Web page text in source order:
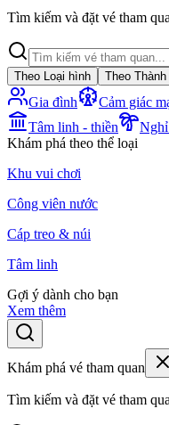
Tìm kiếm và đặt vé tham
Theo Loại hình Theo Thành
Gia đình Cảm giác
Tâm linh - thiền
Khám phá theo thể loại
Khu vui chơi
Công viên nước
Cáp treo & núi
Tâm linh
Gợi ý dành cho bạn
Xem thêm
Khám phá vé tham quan
Tìm kiếm và đặt vé tham